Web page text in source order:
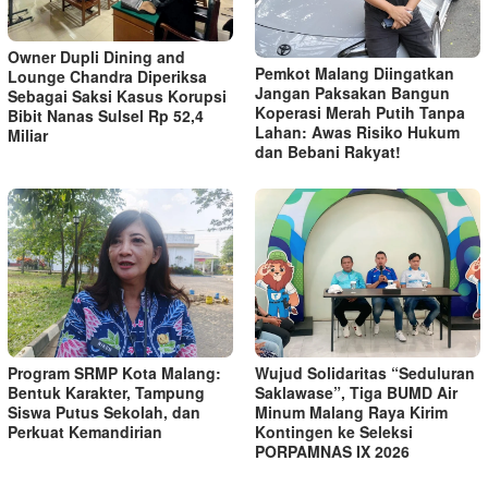
Owner Dupli Dining and
Lounge Chandra Diperiksa
Sebagai Saksi Kasus Korupsi
Bibit Nanas Sulsel Rp 52,4
Miliar
Pemkot Malang Diingatkan
Jangan Paksakan Bangun
Koperasi Merah Putih Tanpa
Lahan: Awas Risiko Hukum
dan Bebani Rakyat!
Program SRMP Kota Malang:
Bentuk Karakter, Tampung
Siswa Putus Sekolah, dan
Perkuat Kemandirian
Wujud Solidaritas “Seduluran
Saklawase”, Tiga BUMD Air
Minum Malang Raya Kirim
Kontingen ke Seleksi
PORPAMNAS IX 2026